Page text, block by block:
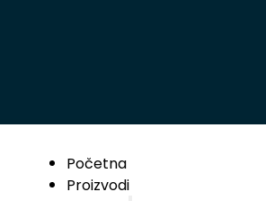
Početna
Proizvodi